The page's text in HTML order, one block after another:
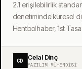
2.1 erişilebilirlik
denetiminde küresel
Hentbolhaber, 1st
CD Celal Dinç
YAZILIM MÜHENDISI